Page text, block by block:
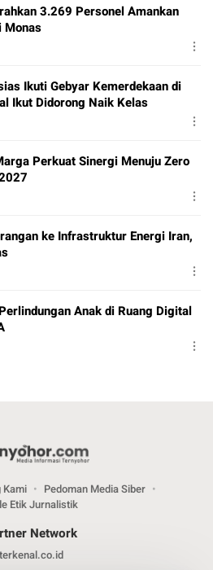
3.269 Personel Amankan
Monas
Ikuti Gebyar Kemerdekaan di
Ikut Didorong Naik Kelas
Perkuat Sinergi Menuju Zero
ke Infrastruktur Energi Iran,
Anak di Ruang Digital
Kami
Pedoman Media Siber
Etik Jurnalistik
Network
terkenal.co.id